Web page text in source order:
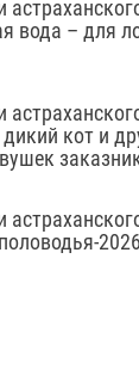
вода – для
кот и
2026